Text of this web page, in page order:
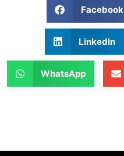
Facebook
LinkedIn
WhatsApp